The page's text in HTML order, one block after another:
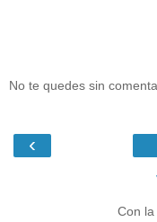
No te quedes sin
‹
Con